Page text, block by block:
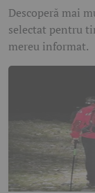
Descoperă mai
selectat pentru
mereu informat.